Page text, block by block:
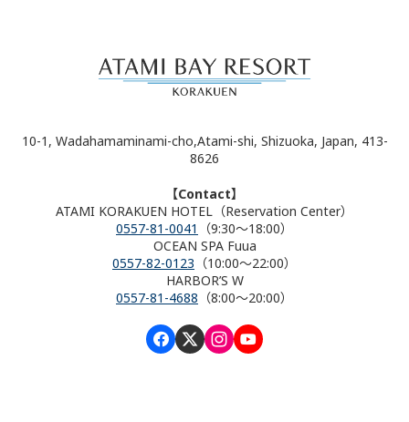
10-1, Wadahamaminami-cho,Atami-shi, Shizuoka, Japan, 413-
8626
【Contact】
ATAMI KORAKUEN HOTEL（Reservation Center）
0557-81-0041
（9:30～18:00）
OCEAN SPA Fuua
0557-82-0123 （10:00～22:00）
HARBOR’S W
0557-81-4688 （8:00～20:00）